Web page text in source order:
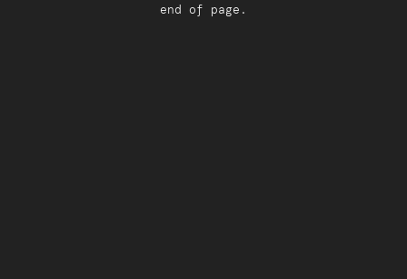
end of page.